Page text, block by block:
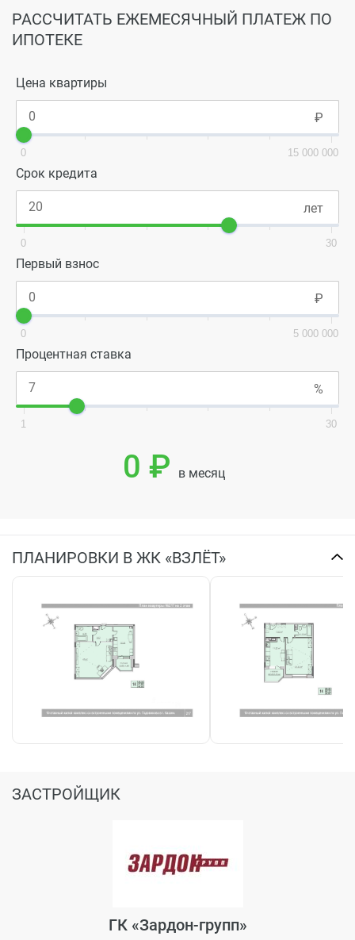
РАССЧИТАТЬ ЕЖЕМЕСЯЧНЫЙ ПЛАТЕЖ ПО
ИПОТЕКЕ
Цена квартиры
0 15 000 000
Срок кредита
0 30
Первый взнос
0 5 000 000
Процентная ставка
1 30
0 ₽ в месяц
ПЛАНИРОВКИ В ЖК «ВЗЛЁТ»
ЗАСТРОЙЩИК
ГК «Зардон-групп»